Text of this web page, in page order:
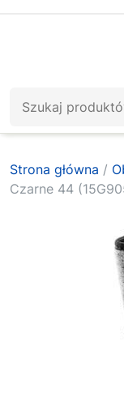
Strona główna /
Czarne 44